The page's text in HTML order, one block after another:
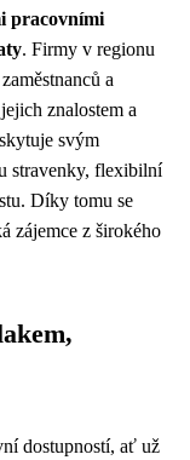
pracovními
. Firmy v regionu
a
znalostem a
svým
stravenky, flexibilní
Díky tomu se
zájemce z širokého
dostupností, ať už